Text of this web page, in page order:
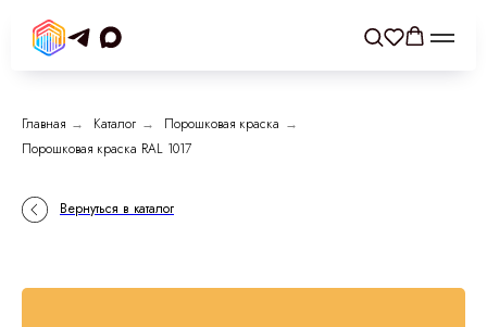
Главная → Каталог → Порошковая краска →
Порошковая краска RAL 1017
Вернуться в каталог